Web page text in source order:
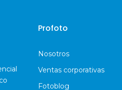
Profoto
Nosotros
Ventas corporativas
Fotoblog